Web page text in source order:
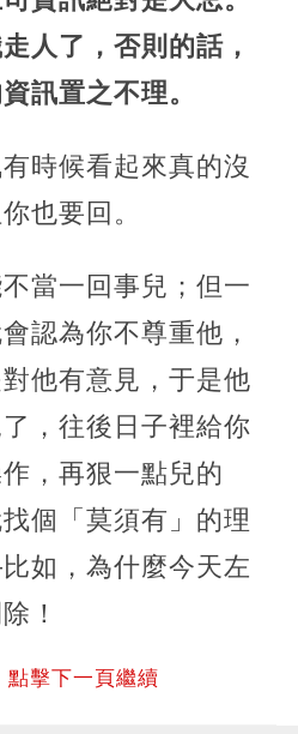
人了，否則的話，
訊置之不理。
時候看起來真的沒
也要回。
當一回事兒；但一
認為你不尊重他，
他有意見，于是他
，往後日子裡給你
，再狠一點兒的
個「莫須有」的理
如，為什麼今天左
！
點擊下一頁繼續